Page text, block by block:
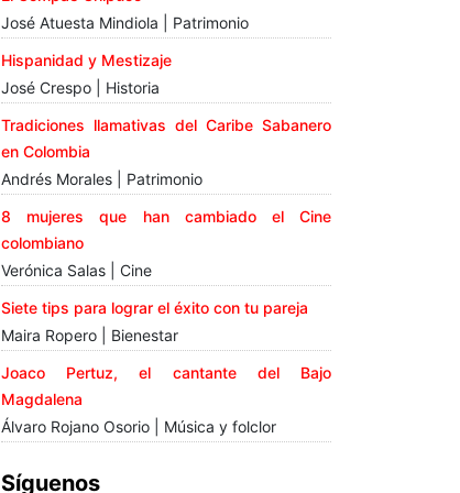
José Atuesta Mindiola | Patrimonio
Hispanidad y Mestizaje
José Crespo | Historia
Tradiciones llamativas del Caribe Sabanero
en Colombia
Andrés Morales | Patrimonio
8 mujeres que han cambiado el Cine
colombiano
Verónica Salas | Cine
Siete tips para lograr el éxito con tu pareja
Maira Ropero | Bienestar
Joaco Pertuz, el cantante del Bajo
Magdalena
Álvaro Rojano Osorio | Música y folclor
Síguenos